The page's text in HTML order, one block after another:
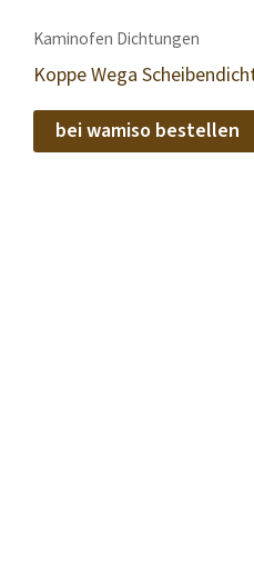
Kaminofen Dichtungen
Koppe Wega
bei wamiso bestellen